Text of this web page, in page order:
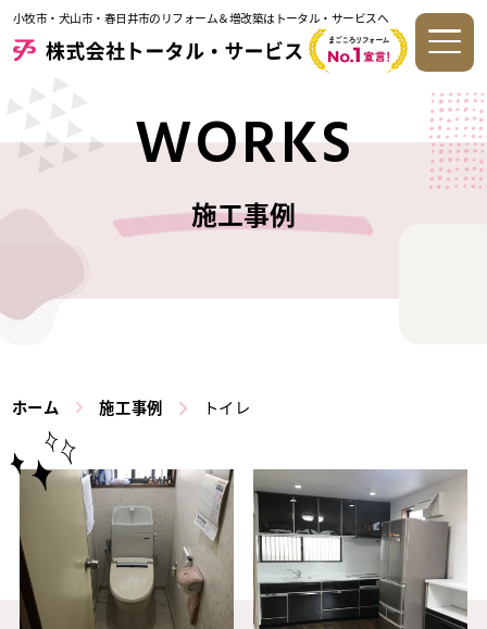
小牧市・犬山市・春日井市のリフォーム＆増改築はトータル・サービスへ
WORKS
施工事例
ホーム 施工事例 トイレ